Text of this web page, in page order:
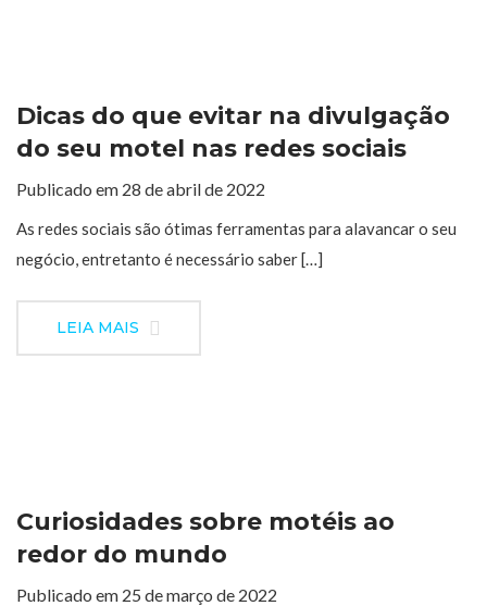
Dicas do que evitar na divulgação
do seu motel nas redes sociais
Publicado em 28 de abril de 2022
As redes sociais são ótimas ferramentas para alavancar o seu
negócio, entretanto é necessário saber […]
LEIA MAIS
Curiosidades sobre motéis ao
redor do mundo
Publicado em 25 de março de 2022